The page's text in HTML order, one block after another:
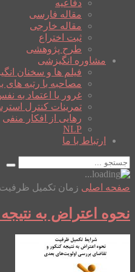
دفاعیه
مقاله فارسی
مقاله خارجی
ثبت اختراع
طرح پژوهشی
مشاوره انگیزشی
فیلم ها و سخنان
مصاحبه با رتبه های
غرور یا اعتماد به
تمرینات کنترل
رهایی از افکار منفی
NLP
ارتباط با ما
صفحه اصلی زمان تکمیل ظرفیت
نحوه اعتراض به